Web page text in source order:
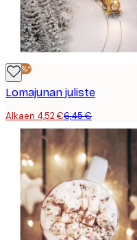
-30%*
Lomajunan juliste
Alkaen 4,52 €6,45 €